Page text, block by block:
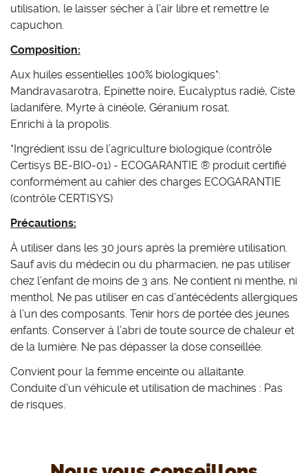
utilisation, le laisser sécher à l’air libre et remettre le
capuchon.
Composition:
Aux huiles essentielles 100% biologiques*:
Mandravasarotra, Epinette noire, Eucalyptus radié, Ciste
ladanifère, Myrte à cinéole, Géranium rosat.
Enrichi à la propolis.
*Ingrédient issu de l’agriculture biologique (contrôle
Certisys BE-BIO-01) - ECOGARANTIE ® produit certifié
conformément au cahier des charges ECOGARANTIE
(contrôle CERTISYS)
Précautions:
À utiliser dans les 30 jours après la première utilisation.
Sauf avis du médecin ou du pharmacien, ne pas utiliser
chez l’enfant de moins de 3 ans. Ne contient ni menthe, ni
menthol. Ne pas utiliser en cas d’antécédents allergiques
à l’un des composants. Tenir hors de portée des jeunes
enfants. Conserver à l’abri de toute source de chaleur et
de la lumière. Ne pas dépasser la dose conseillée.
Convient pour la femme enceinte ou allaitante.
Conduite d’un véhicule et utilisation de machines : Pas
de risques.